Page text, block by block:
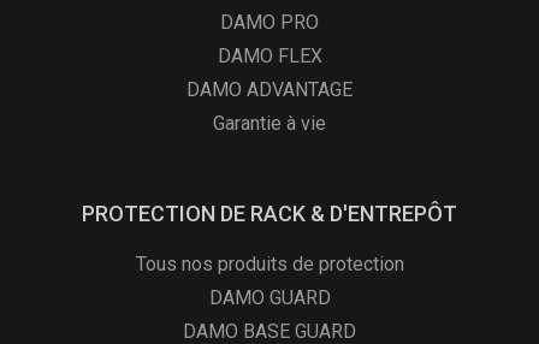
DAMO PRO
DAMO FLEX
DAMO ADVANTAGE
Garantie à vie
PROTECTION DE RACK & D'ENTREPÔT
Tous nos produits de protection
DAMO GUARD
DAMO BASE GUARD